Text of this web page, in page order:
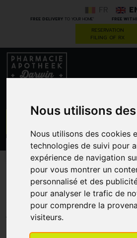
Nous utilisons
Nous utilisons des cookies
technologies de suivi pour
expérience de navigation
pour vous montrer un
personnalisé et des
pour analyser le trafic de
pour comprendre la
visiteurs.
FREE DELIVERYTO YOUR HOME* FREE
RESERVATION
FILING OF RX
CATEGORIES
Quies Silicone / 3
QUIES